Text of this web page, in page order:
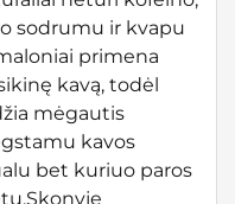
sodrumu ir kvapu
primena
kavą, todėl
mėgautis
kavos
bet kuriuo paros